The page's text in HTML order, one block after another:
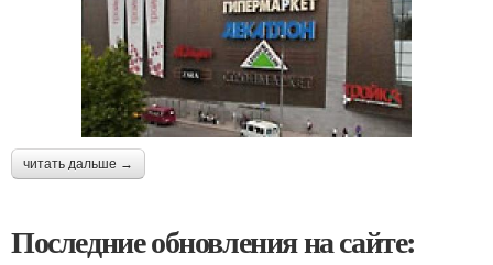
читать дальше →
Последние обновления на сайте: